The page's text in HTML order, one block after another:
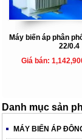
Máy biến áp phân
22/0.4
Giá bán:
Danh mục sản
MÁY BIẾN ÁP